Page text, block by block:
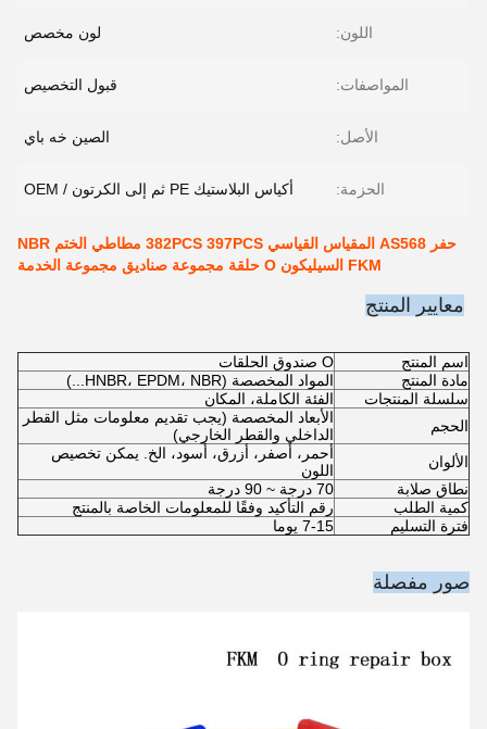
اللون: لون مخصص
المواصفات: قبول التخصيص
الأصل: الصين خه باي
الحزمة: أكياس البلاستيك PE ثم إلى الكرتون / OEM
حفر AS568 المقياس القياسي 382PCS 397PCS مطاطي الختم NBR
FKM السيليكون O حلقة مجموعة صناديق مجموعة الخدمة
معايير المنتج
اسم المنتج
O صندوق الحلقات
مادة المنتج
المواد المخصصة (HNBR، EPDM، NBR...)
سلسلة المنتجات
الفئة الكاملة، المكان
الحجم
الأبعاد المخصصة (يجب تقديم معلومات مثل القطر
الداخلي والقطر الخارجي)
الألوان
أحمر، أصفر، أزرق، أسود، الخ. يمكن تخصيص
اللون
نطاق صلابة
70 درجة ~ 90 درجة
كمية الطلب
رقم التأكيد وفقًا للمعلومات الخاصة بالمنتج
فترة التسليم
7-15 يوما
صور مفصلة